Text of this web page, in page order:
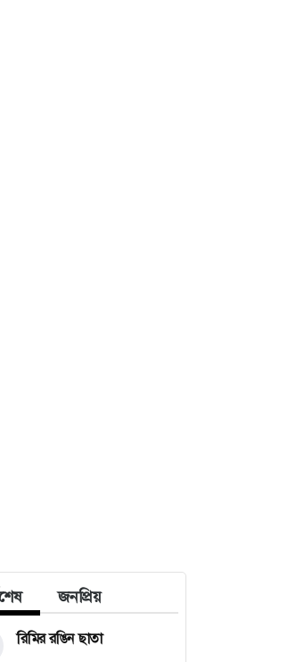
জনপ্রিয়
রিমির রঙিন ছাতা